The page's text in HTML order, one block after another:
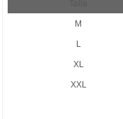
M
L
XL
XXL